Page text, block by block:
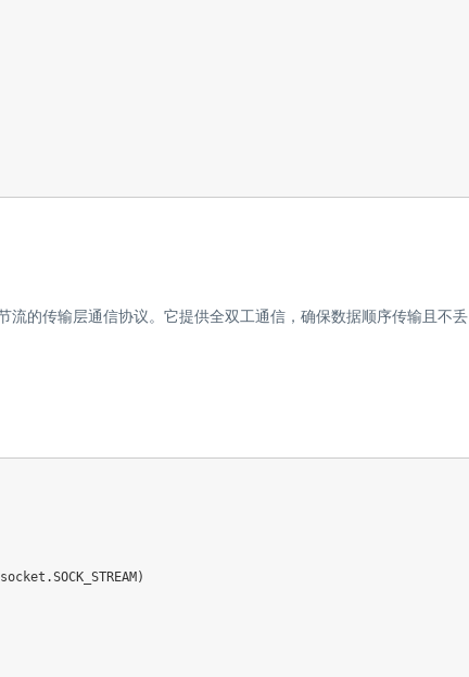
的传输层通信协议。它提供全双工通信，确保数据顺序传输且不丢
socket .SOCK_STREAM )